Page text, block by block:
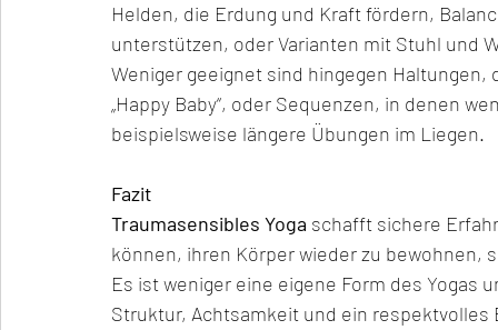
Helden, die Erdung und Kraft fördern,
unterstützen, oder Varianten mit Stuhl und
Weniger geeignet sind hingegen
„Happy Baby“, oder Sequenzen, in denen
beispielsweise längere Übungen im Liegen.
Fazit
Traumasensibles Yoga schafft sichere
können, ihren Körper wieder zu bewohnen,
Es ist weniger eine eigene Form des Yogas
Struktur, Achtsamkeit und ein